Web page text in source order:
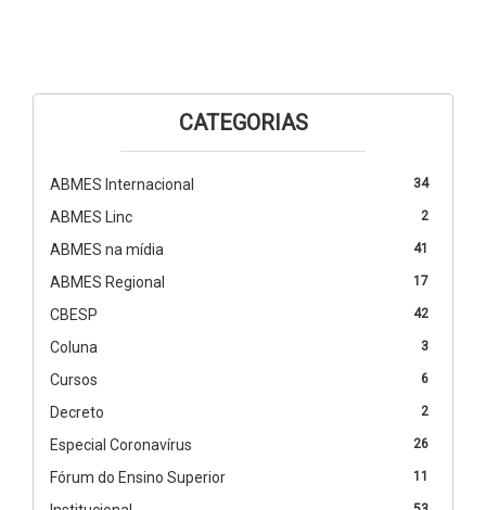
CATEGORIAS
34
ABMES Internacional
2
ABMES Linc
41
ABMES na mídia
17
ABMES Regional
42
CBESP
3
Coluna
6
Cursos
2
Decreto
26
Especial Coronavírus
11
Fórum do Ensino Superior